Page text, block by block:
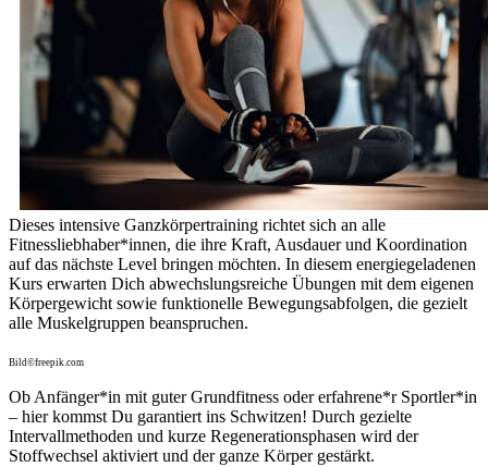
Dieses intensive Ganzkörpertraining richtet sich an alle
Fitnessliebhaber*innen, die ihre Kraft, Ausdauer und Koordination
auf das nächste Level bringen möchten. In diesem energiegeladenen
Kurs erwarten Dich abwechslungsreiche Übungen mit dem eigenen
Körpergewicht sowie funktionelle Bewegungsabfolgen, die gezielt
alle Muskelgruppen beanspruchen.
Bild©freepik.com
Ob Anfänger*in mit guter Grundfitness oder erfahrene*r Sportler*in
– hier kommst Du garantiert ins Schwitzen! Durch gezielte
Intervallmethoden und kurze Regenerationsphasen wird der
Stoffwechsel aktiviert und der ganze Körper gestärkt.